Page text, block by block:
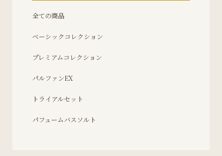
全ての商品
ベーシックコレクション
プレミアムコレクション
パルファンEX
トライアルセット
パフュームバスソルト